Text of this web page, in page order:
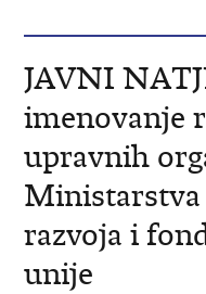
JAVNI
imenovanje
upravnih
Ministarstva
razvoja i
unije